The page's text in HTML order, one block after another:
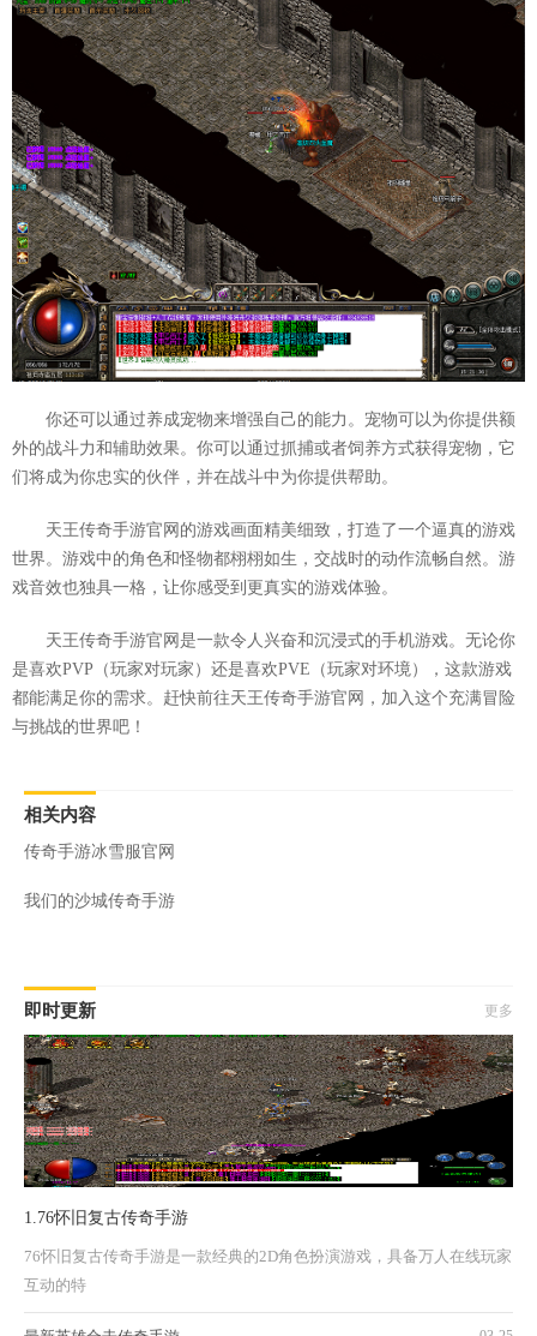
你还可以通过养成宠物来增强自己的能力。宠物可以为你提供额
外的战斗力和辅助效果。你可以通过抓捕或者饲养方式获得宠物，它
们将成为你忠实的伙伴，并在战斗中为你提供帮助。
天王传奇手游官网的游戏画面精美细致，打造了一个逼真的游戏
世界。游戏中的角色和怪物都栩栩如生，交战时的动作流畅自然。游
戏音效也独具一格，让你感受到更真实的游戏体验。
天王传奇手游官网是一款令人兴奋和沉浸式的手机游戏。无论你
是喜欢PVP（玩家对玩家）还是喜欢PVE（玩家对环境），这款游戏
都能满足你的需求。赶快前往天王传奇手游官网，加入这个充满冒险
与挑战的世界吧！
相关内容
传奇手游冰雪服官网
我们的沙城传奇手游
即时更新 更多
1.76怀旧复古传奇手游
76怀旧复古传奇手游是一款经典的2D角色扮演游戏，具备万人在线玩家
互动的特